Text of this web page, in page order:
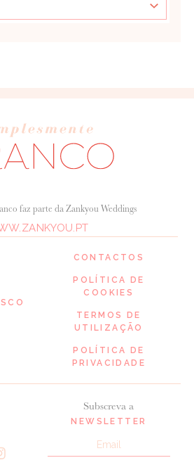
faz parte da Zankyou Weddings
Subscreva a
NEWSLETTER
CONTACTOS
POLÍTICA DE
COOKIES
TERMOS DE
UTILIZAÇÃO
POLÍTICA DE
PRIVACIDADE